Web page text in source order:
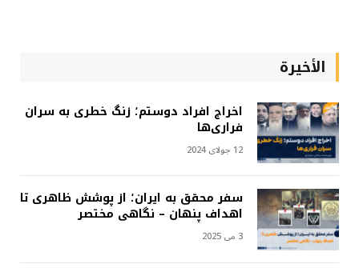
الأخيرة
اخراج افراد دوستم؛ زنگ خطری به سران
فراری‌ها
12 جولای 2024
سفر محقق به ایران؛ از پوشش ظاهری تا
اهداف پنهان – نگاهی مختصر
3 می 2025